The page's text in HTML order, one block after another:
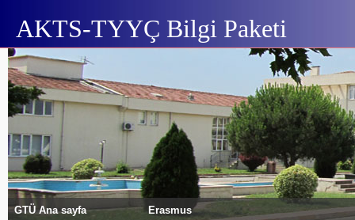
AKTS-TYYÇ Bilgi Paketi
GTÜ Ana sayfa Erasmus